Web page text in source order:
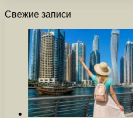
Свежие записи